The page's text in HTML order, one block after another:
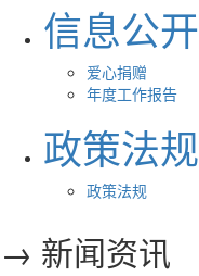
信息公开
爱心捐赠
年度工作报告
政策法规
政策法规
→ 新闻资讯